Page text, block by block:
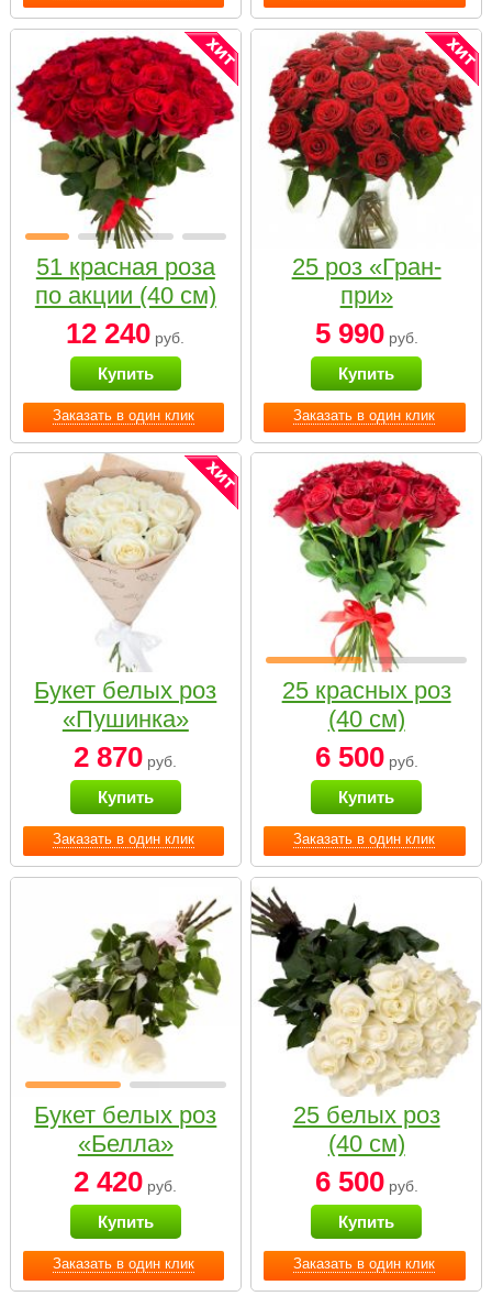
Заказать в один клик
51 красная роза
по акции (40 см)
12 240 руб.
Купить
Заказать в один клик
25 роз «Гран-
при»
5 990руб.
Купить
Заказать в один клик
Букет белых роз
«Пушинка»
2 870 руб.
Купить
Заказать в один клик
25 красных роз
(40 см)
6 500руб.
Купить
Заказать в один клик
Букет белых роз
«Белла»
2 420 руб.
Купить
Заказать в один клик
25 белых роз
(40 см)
6 500руб.
Купить